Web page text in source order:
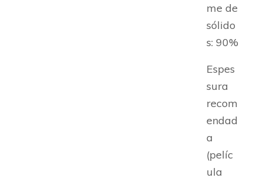
me de
sólido
s: 90%
Espes
sura
recom
endad
a
(pelíc
ula